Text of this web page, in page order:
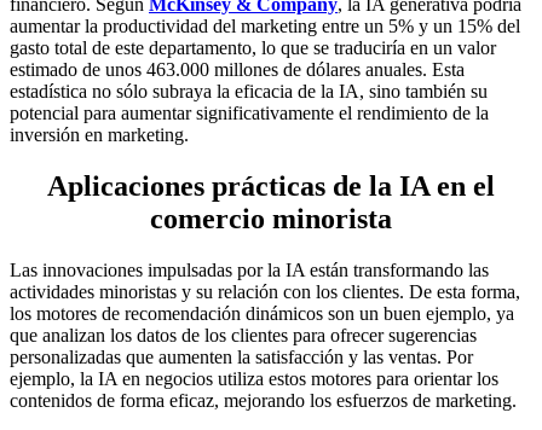
financiero. Según McKinsey & Company, la IA generativa podría
aumentar la productividad del marketing entre un 5% y un 15% del
gasto total de este departamento, lo que se traduciría en un valor
estimado de unos 463.000 millones de dólares anuales. Esta
estadística no sólo subraya la eficacia de la IA, sino también su
potencial para aumentar significativamente el rendimiento de la
inversión en marketing.
Aplicaciones prácticas de la IA en el
comercio minorista
Las innovaciones impulsadas por la IA están transformando las
actividades minoristas y su relación con los clientes. De esta forma,
los motores de recomendación dinámicos son un buen ejemplo, ya
que analizan los datos de los clientes para ofrecer sugerencias
personalizadas que aumenten la satisfacción y las ventas. Por
ejemplo, la IA en negocios utiliza estos motores para orientar los
contenidos de forma eficaz, mejorando los esfuerzos de marketing.